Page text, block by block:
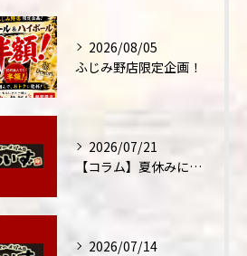
2026/08/05
ふじみ野店限定企画！
2026/07/21
【コラム】夏休みに家族外食が増える理由
2026/07/14